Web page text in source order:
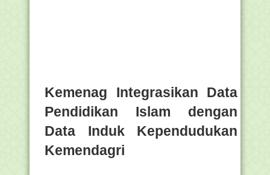
Kemenag Integrasikan Data
Pendidikan Islam dengan
Data Induk Kependudukan
Kemendagri